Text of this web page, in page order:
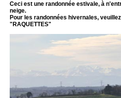
Ceci est une randonnée estivale, à
neige.
Pour les randonnées hivernales,
"RAQUETTES"